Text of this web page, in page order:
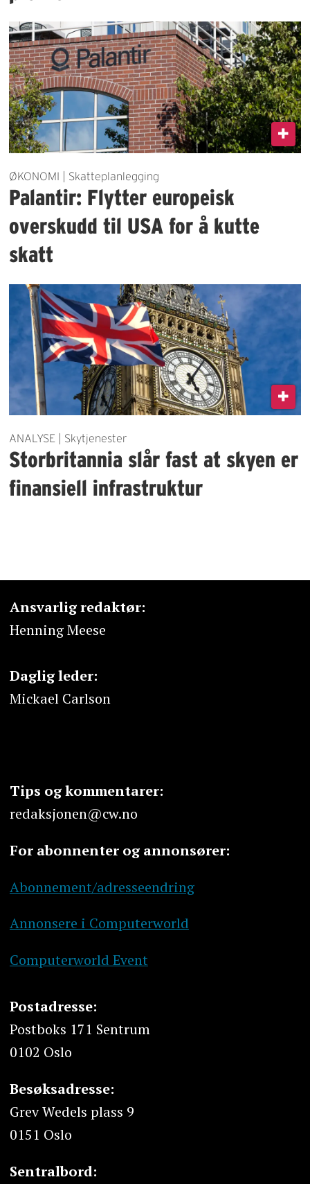
ØKONOMI | Skatteplanlegging
Palantir: Flytter europeisk
overskudd til USA for å kutte
skatt
ANALYSE | Skytjenester
Storbritannia slår fast at skyen er
finansiell infrastruktur
Ansvarlig redaktør:
Henning Meese
Daglig leder:
Mickael Carlson
Tips og kommentarer:
redaksjonen@cw.no
For abonnenter og annonsører:
Abonnement/adresseendring
Annonsere i Computerworld
Computerworld Event
Postadresse:
Postboks 171 Sentrum
0102 Oslo
Besøksadresse:
Grev Wedels plass 9
0151 Oslo
Sentralbord: